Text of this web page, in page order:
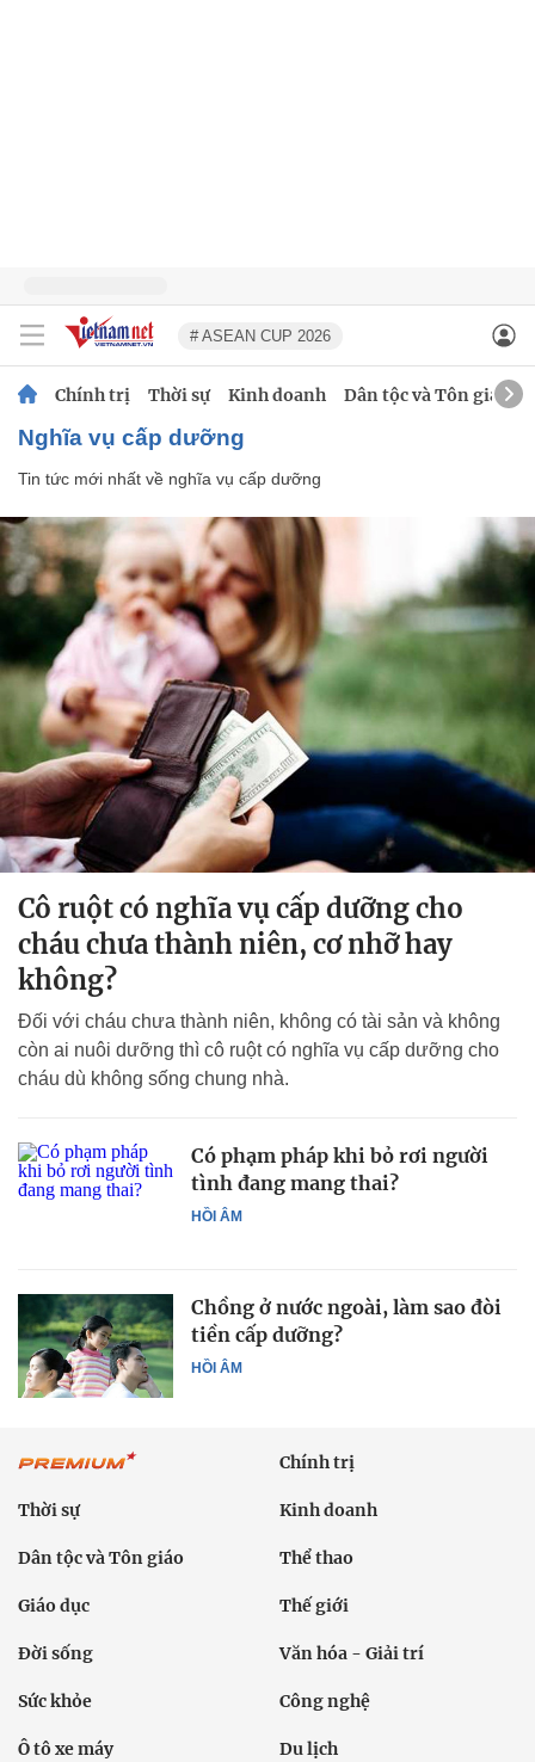
# ASEAN CUP 2026
Chính trị Thời sự Kinh doanh Dân tộc và Tôn giáo
nghĩa vụ cấp dưỡng
Tin tức mới nhất về nghĩa vụ cấp dưỡng
Cô ruột có nghĩa vụ cấp dưỡng cho
cháu chưa thành niên, cơ nhỡ hay
không?
Đối với cháu chưa thành niên, không có tài sản và không
còn ai nuôi dưỡng thì cô ruột có nghĩa vụ cấp dưỡng cho
cháu dù không sống chung nhà.
HỒI ÂM
Có phạm pháp khi bỏ rơi người
tình đang mang thai?
HỒI ÂM
Chồng ở nước ngoài, làm sao đòi
tiền cấp dưỡng?
Chính trị
Thời sự Kinh doanh
Dân tộc và Tôn giáo Thể thao
Giáo dục Thế giới
Đời sống Văn hóa - Giải trí
Sức khỏe Công nghệ
Ô tô xe máy Du lịch